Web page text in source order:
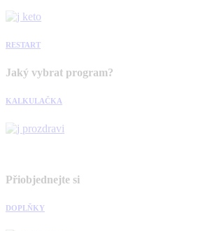
RESTART
Jaký vybrat program?
KALKULAČKA
Přiobjednejte si
DOPLŇKY